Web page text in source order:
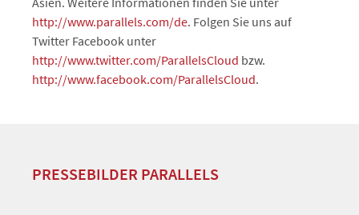
http://www.parallels.com/de. Folgen Sie uns auf
Twitter Facebook unter
http://www.twitter.com/ParallelsCloud bzw.
http://www.facebook.com/ParallelsCloud.
PRESSEBILDER PARALLELS